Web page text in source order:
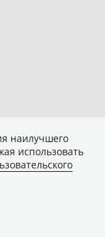
наилучшего
использовать